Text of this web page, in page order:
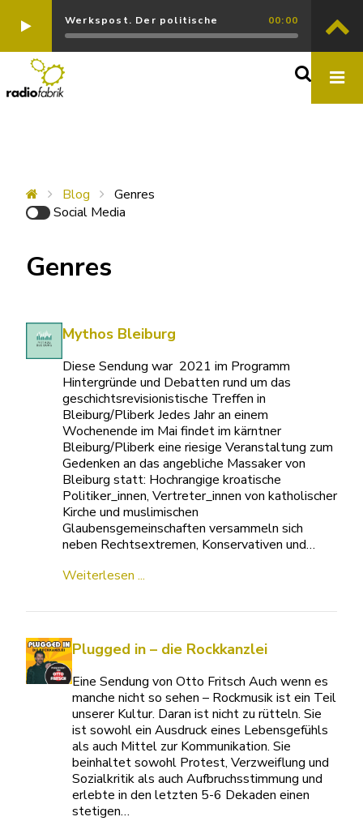
Werkspost. Der politische 00:00
Blog
Genres
Social Media
Genres
Mythos Bleiburg
Diese Sendung war 2021 im Programm
Hintergründe und Debatten rund um das
geschichtsrevisionistische Treffen in
Bleiburg/Pliberk Jedes Jahr an einem
Wochenende im Mai findet im kärntner
Bleiburg/Pliberk eine riesige Veranstaltung zum
Gedenken an das angebliche Massaker von
Bleiburg statt: Hochrangige kroatische
Politiker_innen, Vertreter_innen von katholischer
Kirche und muslimischen
Glaubensgemeinschaften versammeln sich
neben Rechtsextremen, Konservativen und…
Weiterlesen ...
Plugged in – die Rockkanzlei
Eine Sendung von Otto Fritsch Auch wenn es
manche nicht so sehen – Rockmusik ist ein Teil
unserer Kultur. Daran ist nicht zu rütteln. Sie
ist sowohl ein Ausdruck eines Lebensgefühls
als auch Mittel zur Kommunikation. Sie
beinhaltet sowohl Protest, Verzweiflung und
Sozialkritik als auch Aufbruchsstimmung und
erlebte in den letzten 5-6 Dekaden einen
stetigen…